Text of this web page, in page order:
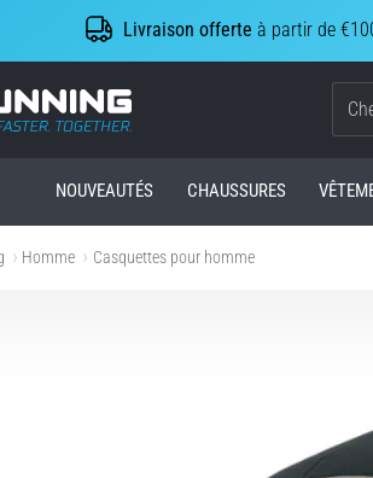
Livraison offerte à partir de
Top4Running.be
NOUVEAUTÉS CHAUSSURES
Homme Casquettes pour homme